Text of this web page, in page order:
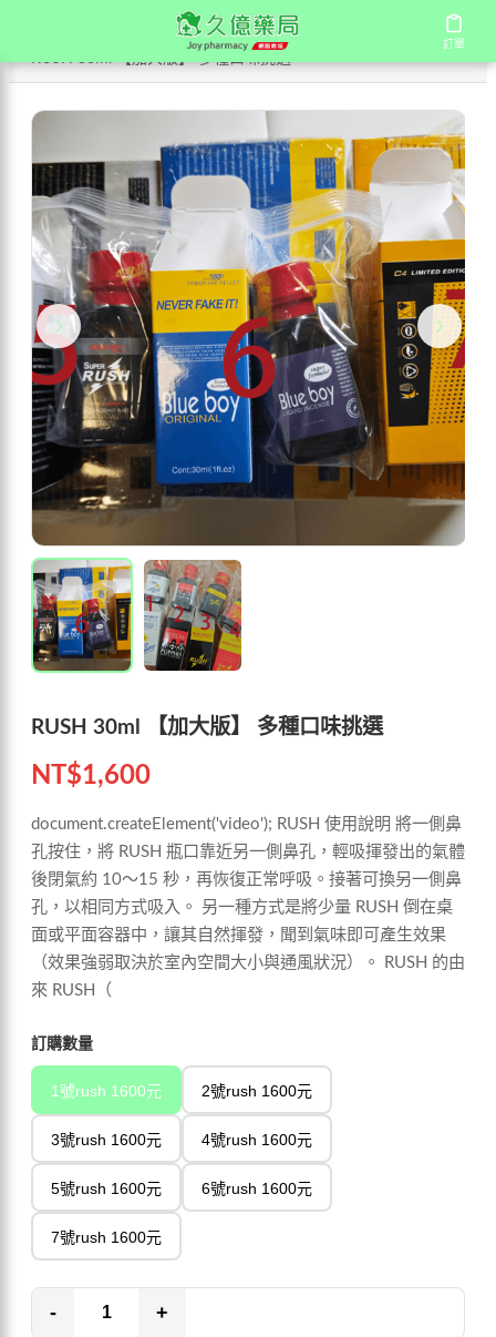
訂單
訂單
持久液 持久噴劑 /
RUSH 30ml 【加大版】 多種口味挑選
RUSH 30ml 【加大版】 多種口味挑選
NT$1,600
document.createElement('video'); RUSH 使用說明 將一側鼻
孔按住，將 RUSH 瓶口靠近另一側鼻孔，輕吸揮發出的氣體
後閉氣約 10～15 秒，再恢復正常呼吸。接著可換另一側鼻
孔，以相同方式吸入。 另一種方式是將少量 RUSH 倒在桌
面或平面容器中，讓其自然揮發，聞到氣味即可產生效果
（效果強弱取決於室內空間大小與通風狀況）。 RUSH 的由
來 RUSH（
訂購數量
1號rush 1600元 2號rush 1600元
3號rush 1600元 4號rush 1600元
5號rush 1600元 6號rush 1600元
7號rush 1600元
- +